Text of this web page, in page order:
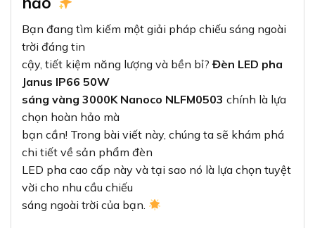
Bạn đang tìm kiếm một giải pháp chiếu sáng ngoài
trời đáng tin
cậy, tiết kiệm năng lượng và bền bỉ? Đèn LED pha
Janus IP66 50W
sáng vàng 3000K Nanoco NLFM0503 chính là lựa
chọn hoàn hảo mà
bạn cần! Trong bài viết này, chúng ta sẽ khám phá
chi tiết về sản phẩm đèn
LED pha cao cấp này và tại sao nó là lựa chọn tuyệt
vời cho nhu cầu chiếu
sáng ngoài trời của bạn.